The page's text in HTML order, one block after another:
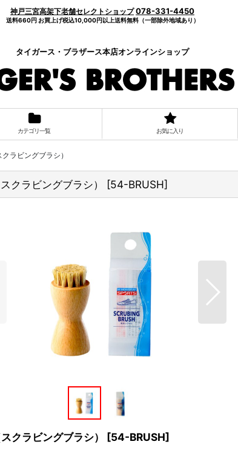
神戸三宮高架下老舗セレクトショップ 078-331-4450
送料660円 お買上げ税込10,000円以上送料無料（一部除外地域あり）
タイガース・ブラザース本店オンラインショップ
カテゴリ一覧 お気に入り
ラビングブラシ）
クラビングブラシ） [54-BRUSH]
クラビングブラシ） [54-BRUSH]